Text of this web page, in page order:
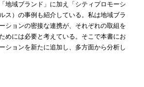
地域ブランド」に加え「シティプロモーシ
ス）の事例も紹介している。私は地域ブラ
ションの密接な連携が、それぞれの取組を
めには必要と考えている。そこで本書にお
ションを新たに追加し、多方面から分析し